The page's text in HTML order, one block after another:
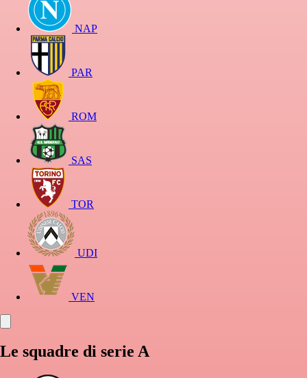
NAP
PAR
ROM
SAS
TOR
UDI
VEN
Le squadre di serie A